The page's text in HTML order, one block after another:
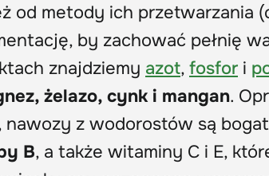
od metody ich przetwarzania
by zachować pełnię
znajdziemy azot, fosfor i
żelazo, cynk i mangan.
z wodorostów są
B, a także witaminy C i E,